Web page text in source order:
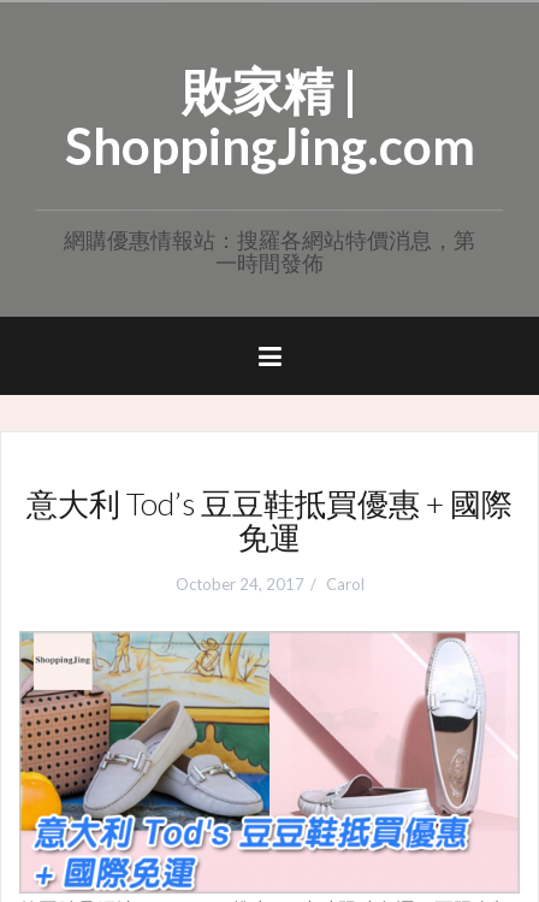
敗家精 |
ShoppingJing.com
網購優惠情報站：搜羅各網站特價消息，第
一時間發佈
意大利 Tod’s 豆豆鞋抵買優惠 + 國際
免運
October 24, 2017 Carol